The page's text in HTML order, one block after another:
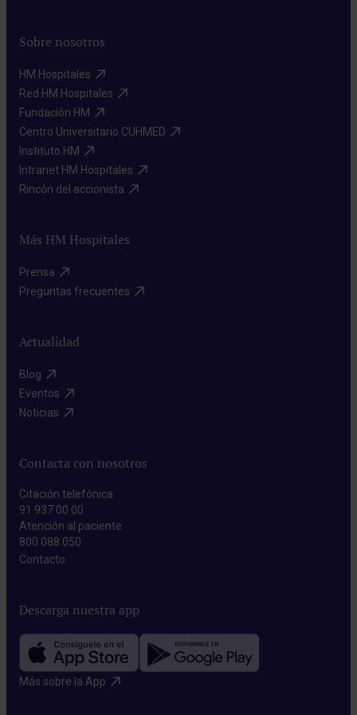
Sobre nosotros
HM Hospitales​
Red HM Hospitales​
Fundación HM​
Centro Universitario CUHMED​
Instituto HM​
Intranet HM Hospitales​
Rincón del accionista​
Más HM Hospitales
Prensa​
Preguntas frecuentes​
Actualidad
Blog​
Eventos​
Noticias​
Contacta con nosotros
Citación telefónica
91 937 00 00
Atención al paciente
800 088 050
Contacto​
Descarga nuestra app
Más sobre la App​